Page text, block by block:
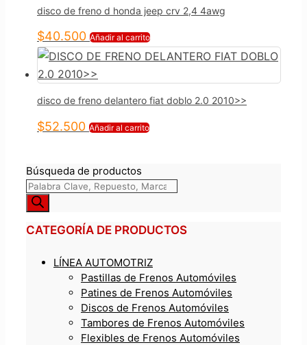
disco de freno d honda jeep crv 2,4 4awg
$40.500 Añadir al carrito
disco de freno delantero fiat doblo 2.0 2010>>
$52.500 Añadir al carrito
Búsqueda de productos
CATEGORÍA DE PRODUCTOS
LÍNEA AUTOMOTRIZ
Pastillas de Frenos Automóviles
Patines de Frenos Automóviles
Discos de Frenos Automóviles
Tambores de Frenos Automóviles
Flexibles de Frenos Automóviles